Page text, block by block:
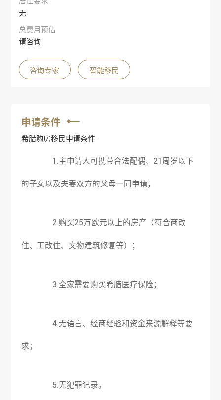
无
总费用预估
请咨询
咨询专家 智能移民
申请条件
希腊购房移民申请条件
1.主申请人可携带合法配偶、21周岁以下
的子女以及夫妻双方的父母一同申请；
2.购买25万欧元以上的房产（符合商改
住、工改住、文物建筑修复等）；
3.全家需要购买希腊医疗保险；
4.无语言、经商经验和资金来源解释等要
求；
5.无犯罪记录。